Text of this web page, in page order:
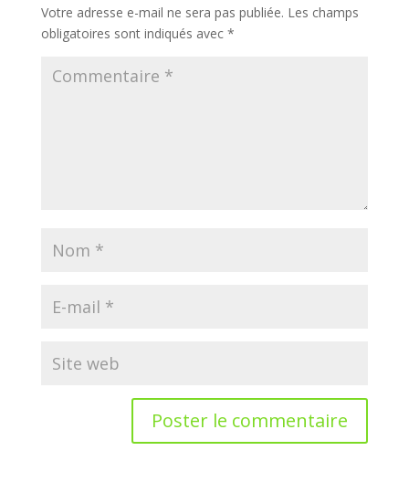
Votre adresse e-mail ne sera pas publiée. Les champs
obligatoires sont indiqués avec *